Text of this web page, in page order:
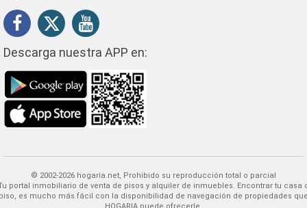
Descarga nuestra APP en:
© 2002-2026 hogaria.net, Prohibido su reproducción total o parcial
Encontrar tu casa o
es mucho más fácil con la disponibilidad de navegación de propiedades